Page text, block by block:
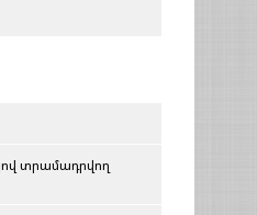
տրամադրվող